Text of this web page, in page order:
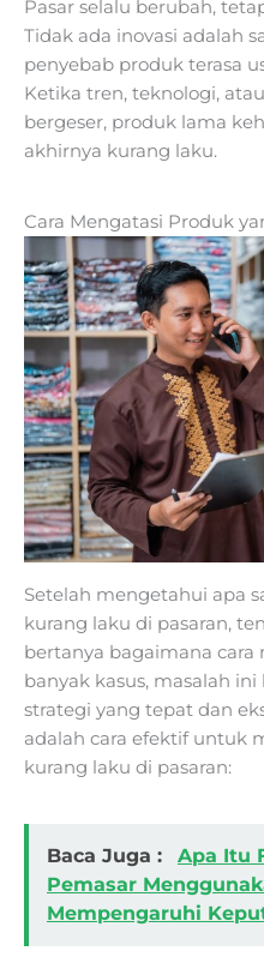
Pasar selalu berubah,
Tidak ada inovasi adalah
penyebab produk terasa
Ketika tren, teknologi,
bergeser, produk lama
akhirnya kurang laku.
Cara Mengatasi Produk
Setelah mengetahui apa
kurang laku di pasaran,
bertanya bagaimana cara
banyak kasus, masalah
strategi yang tepat dan
adalah cara efektif untuk
kurang laku di pasaran:
Baca Juga :
Apa Itu
Pemasar
Mempengaruhi